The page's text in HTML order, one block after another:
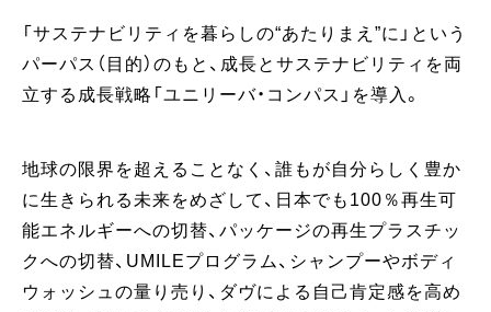
「サステナビリティを暮らしの“あたりまえ”に」という
パーパス（目的）のもと、成長とサステナビリティを両
立する成長戦略「ユニリーバ・コンパス」を導入。
地球の限界を超えることなく、誰もが自分らしく豊か
に生きられる未来をめざして、日本でも100％再生可
能エネルギーへの切替、パッケージの再生プラスチッ
クへの切替、UMILEプログラム、シャンプーやボディ
ウォッシュの量り売り、ダヴによる自己肯定感を高め